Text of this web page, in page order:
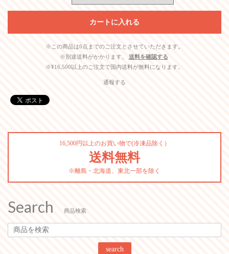
※この商品は6点までのご注文とさせていただきます。
※別途送料がかかります。
送料を確認する
※¥16,500以上のご注文で国内送料が無料になります。
通報する
16,500円以上のお買い物で(冷凍品除く）
送料無料
※離島・北海道、東北一部を除く
Search 商品検索
search